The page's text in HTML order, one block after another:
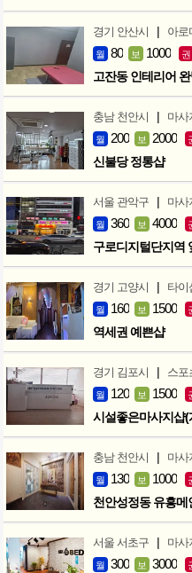
경기 안산시 | 아로
월 80 보 1000 권
고잔동 인테리어
충남 천안시 | 마사
월 200 보 2000
신불당 정통샵
서울 관악구 | 마사
월 360 보 4000
구로디지털단지역
경기 고양시 | 타이
월 160 보 1500
역세권 예쁜샵
경기 김포시 | 스포
월 120 보 1500
시설좋은마사지샵(
충남 천안시 | 마사
월 130 보 1000
천안성정동 유흥메
서울 서초구 | 마사
월 300 보 3000